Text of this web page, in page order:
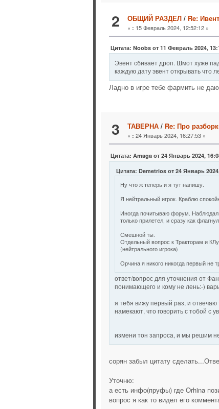
2 ОБЩИЙ РАЗДЕЛ/ Re:
« : 15 Февраль 2024, 12:52:12 »
Цитата: Noobs от 11 Февраль 2024,
Эвент сбивает дроп. Шмот хуже
каждую дату эвент открывать что
Ладно в игре тебе фармить не
3 ТАВЕРНА/ Re: Про
« : 24 Январь 2024, 16:27:53 »
Цитата: Amaga от 24 Январь 2024,
Цитата: Demetrios от 24 Январь
Ну что ж теперь и я тут напишу.
Я нейтральный игрок. Краблю
Иногда почитываю форум. Наблюдал
только прилетел, и сразу как
Смешной ты.
Отдельный вопрос к Тракторам и
(нейтрального игрока)
Орчина я никого никогда первый не
ответ/вопрос для уточнения от
понимающего и кому не лень:-)
я тебя вижу первый раз, и
намекают, что говорить с тобой с
измени тон запроса, и мы решим
сорян забыл цитату
Уточню:
а есть инфо(пруфы) где Orhina
вопрос я как то видел его